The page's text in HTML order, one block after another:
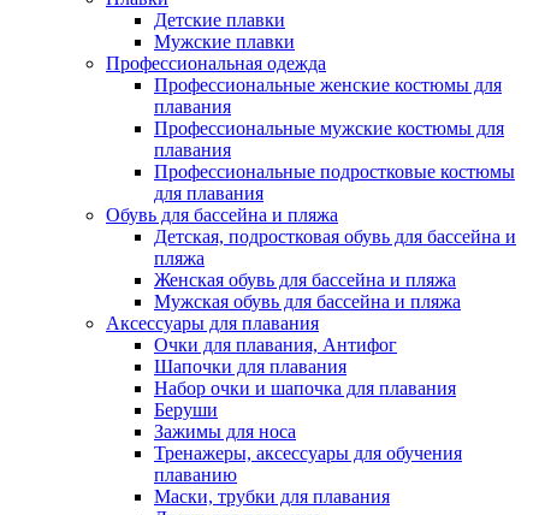
Детские плавки
Мужские плавки
Профессиональная одежда
Профессиональные женские костюмы для
плавания
Профессиональные мужские костюмы для
плавания
Профессиональные подростковые костюмы
для плавания
Обувь для бассейна и пляжа
Детская, подростковая обувь для бассейна и
пляжа
Женская обувь для бассейна и пляжа
Мужская обувь для бассейна и пляжа
Аксессуары для плавания
Очки для плавания, Антифог
Шапочки для плавания
Набор очки и шапочка для плавания
Беруши
Зажимы для носа
Тренажеры, аксессуары для обучения
плаванию
Маски, трубки для плавания